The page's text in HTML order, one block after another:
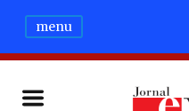
menu